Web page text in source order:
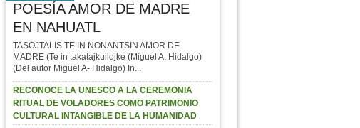
POESÍA AMOR DE MADRE
EN NAHUATL
TASOJTALIS TE IN NONANTSIN AMOR DE
MADRE (Te in takatajkuilojke (Miguel A. Hidalgo)
(Del autor Miguel A- Hidalgo) In...
RECONOCE LA UNESCO A LA CEREMONIA
RITUAL DE VOLADORES COMO PATRIMONIO
CULTURAL INTANGIBLE DE LA HUMANIDAD